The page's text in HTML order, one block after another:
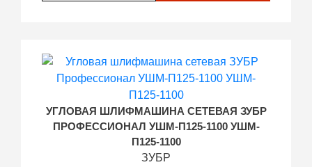
УГЛОВАЯ ШЛИФМАШИНА СЕТЕВАЯ ЗУБР
ПРОФЕССИОНАЛ УШМ-П125-1100 УШМ-
П125-1100
ЗУБР